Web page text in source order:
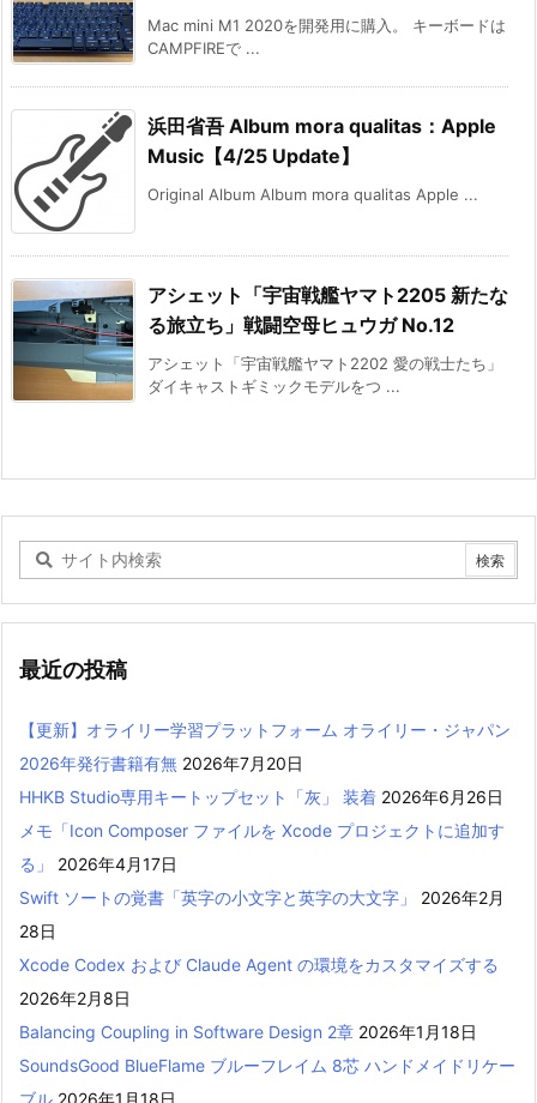
Mac mini M1 2020を開発用に購入。 キーボードは
CAMPFIREで ...
浜田省吾 Album mora qualitas：Apple
Music【4/25 Update】
Original Album Album mora qualitas Apple ...
アシェット「宇宙戦艦ヤマト2205 新たな
る旅立ち」戦闘空母ヒュウガ No.12
アシェット「宇宙戦艦ヤマト2202 愛の戦士たち」
ダイキャストギミックモデルをつ ...
最近の投稿
【更新】オライリー学習プラットフォーム オライリー・ジャパン
2026年発行書籍有無 2026年7月20日
HHKB Studio専用キートップセット「灰」 装着 2026年6月26日
メモ「Icon Composer ファイルを Xcode プロジェクトに追加す
る」
2026年4月17日
Swift ソートの覚書「英字の小文字と英字の大文字」
2026年2月
28日
Xcode Codex および Claude Agent の環境をカスタマイズする
2026年2月8日
Balancing Coupling in Software Design 2章 2026年1月18日
SoundsGood BlueFlame ブルーフレイム 8芯 ハンドメイドリケー
ブル 2026年1月18日